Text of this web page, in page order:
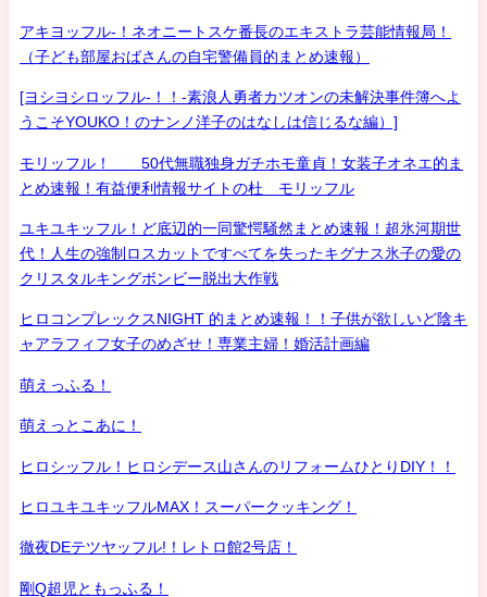
アキヨッフル-！ネオニートスケ番長のエキストラ芸能情報局！
（子ども部屋おばさんの自宅警備員的まとめ速報）
[ヨシヨシロッフル-！！-素浪人勇者カツオンの未解決事件簿へよ
うこそYOUKO！のナンノ洋子のはなしは信じるな編）]
モリッフル！ 50代無職独身ガチホモ童貞！女装子オネエ的ま
とめ速報！有益便利情報サイトの杜 モリッフル
ユキユキッフル！ど底辺的一同驚愕騒然まとめ速報！超氷河期世
代！人生の強制ロスカットですべてを失ったキグナス氷子の愛の
クリスタルキングボンビー脱出大作戦
ヒロコンプレックスNIGHT 的まとめ速報！！子供が欲しいど陰キ
ャアラフィフ女子のめざせ！専業主婦！婚活計画編
萌えっふる！
萌えっとこあに！
ヒロシッフル！ヒロシデース山さんのリフォームひとりDIY！！
ヒロユキユキッフルMAX！スーパークッキング！
徹夜DEテツヤッフル!！レトロ館2号店！
剛Q超児ともっふる！